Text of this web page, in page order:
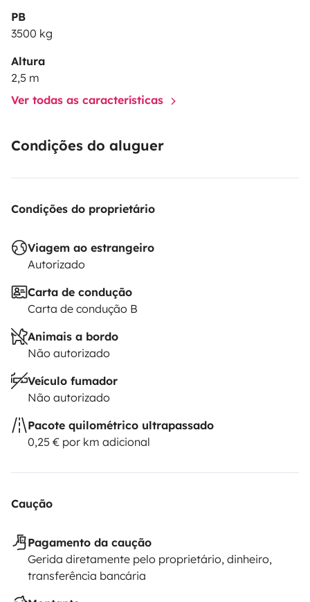
PB
3500 kg
Altura
2,5 m
Ver todas as características
Condições do aluguer
Condições do proprietário
Viagem ao estrangeiro
Autorizado
Carta de condução
Carta de condução B
Animais a bordo
Não autorizado
Veículo fumador
Não autorizado
Pacote quilométrico ultrapassado
0,25 € por km adicional
Caução
Pagamento da caução
Gerida diretamente pelo proprietário, dinheiro,
transferência bancária